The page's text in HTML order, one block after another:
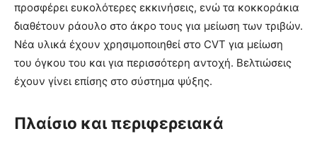
προσφέρει ευκολότερες εκκινήσεις, ενώ τα κοκκοράκια
διαθέτουν ράουλο στο άκρο τους για μείωση των τριβών.
Νέα υλικά έχουν χρησιμοποιηθεί στο CVT για μείωση
του όγκου του και για περισσότερη αντοχή. Βελτιώσεις
έχουν γίνει επίσης στο σύστημα ψύξης.
Πλαίσιο και περιφερειακά